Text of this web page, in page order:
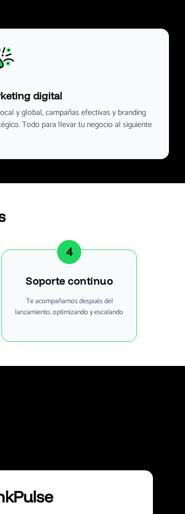
digital
y global, campañas efectivas y branding
Todo para llevar tu negocio al siguiente
4
Soporte continuo
Te acompañamos después del
lanzamiento, optimizando y escalando